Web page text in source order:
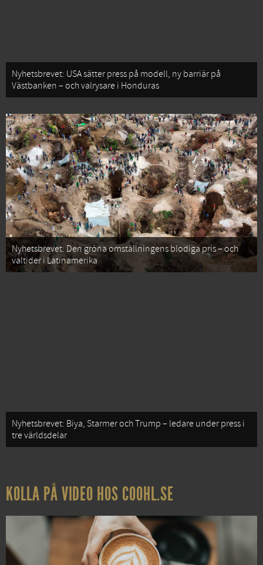
Nyhetsbrevet: USA sätter press på modell, ny barriär på
Västbanken – och valrysare i Honduras
Nyhetsbrevet: Den gröna omställningens blodiga pris – och
valtider i Latinamerika
Nyhetsbrevet: Biya, Starmer och Trump – ledare under press i
tre världsdelar
KOLLA PÅ VIDEO HOS COOHL.SE